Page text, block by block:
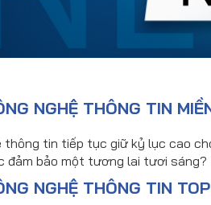
NGHỆ THÔNG TIN
tin tiếp tục giữ kỷ lục cao
đảm bảo một tương lai tươi sáng?
NGHỆ THÔNG TIN